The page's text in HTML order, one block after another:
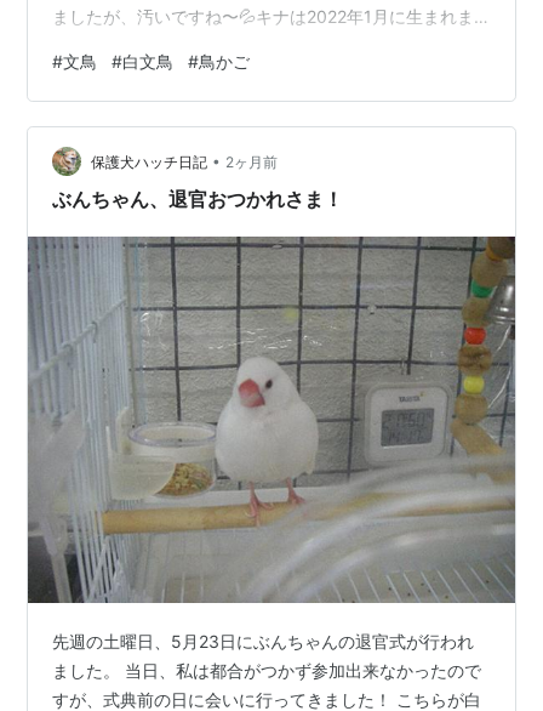
ましたが、汚いですね〜💦キナは2022年1月に生まれま
まだまだ元気な中年おばさんです 白文鳥 キナ 文鳥の寿
命は、７〜１０年ほどらしいですが最近は、飼育環境が
よくなって１５歳くらいまで長生きする子もいるみたい
ですキナは何歳まで生きれるかな〜最後まで寿命を全う
できたらいいんだけど・・・天敵ロコから、守らね
#文鳥 #白文鳥 #鳥かご
保護犬ハッチ日記 • 2ヶ月前
ぶんちゃん、退官おつかれさま！
先週の土曜日、5月23日にぶんちゃんの退官式が行われ
ました。 当日、私は都合がつかず参加出来なかったので
すが、式典前の日に会いに行ってきました！ こちらが白